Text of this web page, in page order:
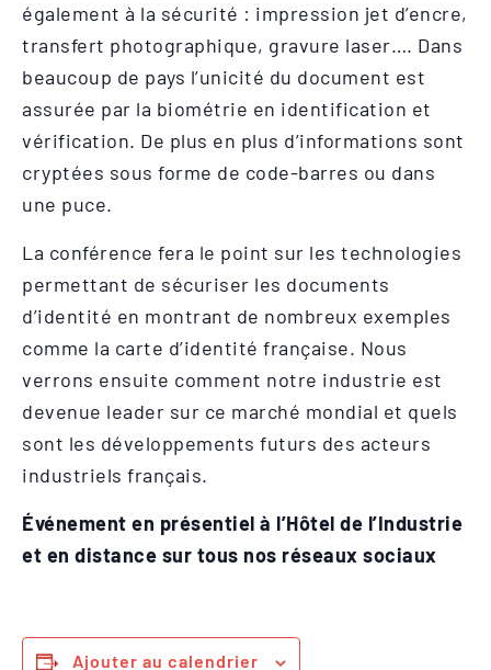
également à la sécurité : impression jet d’encre,
transfert photographique, gravure laser…. Dans
beaucoup de pays l’unicité du document est
assurée par la biométrie en identification et
vérification. De plus en plus d’informations sont
cryptées sous forme de code-barres ou dans
une puce.
La conférence fera le point sur les technologies
permettant de sécuriser les documents
d’identité en montrant de nombreux exemples
comme la carte d’identité française. Nous
verrons ensuite comment notre industrie est
devenue leader sur ce marché mondial et quels
sont les développements futurs des acteurs
industriels français.
Événement en présentiel à l’Hôtel de l’Industrie
et en distance sur tous nos réseaux sociaux
Ajouter au calendrier